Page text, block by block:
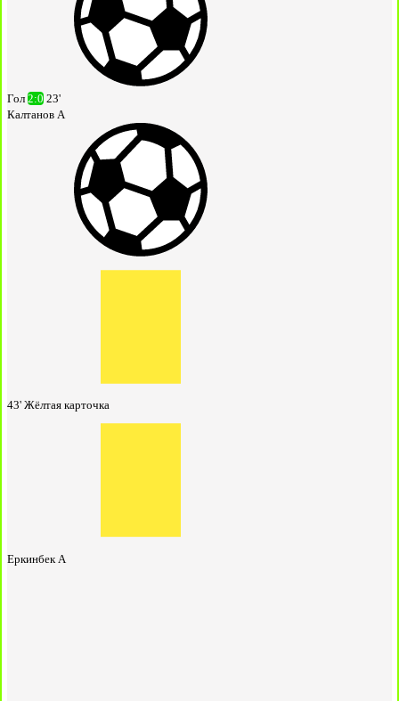
Гол 2:0 23'
Калтанов А
43' Жёлтая карточка
Еркинбек А